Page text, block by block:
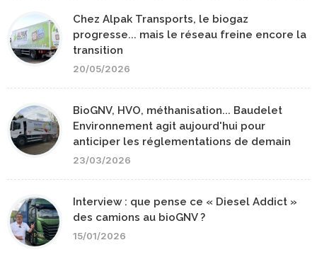
Chez Alpak Transports, le biogaz
progresse... mais le réseau freine encore la
transition
20/05/2026
BioGNV, HVO, méthanisation... Baudelet
Environnement agit aujourd'hui pour
anticiper les réglementations de demain
23/03/2026
Interview : que pense ce « Diesel Addict »
des camions au bioGNV ?
15/01/2026